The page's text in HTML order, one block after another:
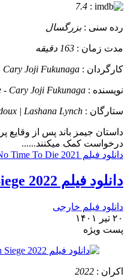
:
7.4
رده سنی :بزرگسال
مدت زمان : 163 دقیقه
کارگردان : Cary Joji Fukunaga
نویسنده : - Cary Joji Fukunaga
ستارگان : | Lashana Lynch
داستان
درخواست کمک میکنند......
دانلود فیلم No Time To Die 2021 زمانی برای مردن نیست
دانلود فیلم Silverton Siege 2022 محاصره سیلورتون
دانلود فیلم خارجی
۲۰ تیر ۱۴۰۱
پست ويژه
اکران : 2022